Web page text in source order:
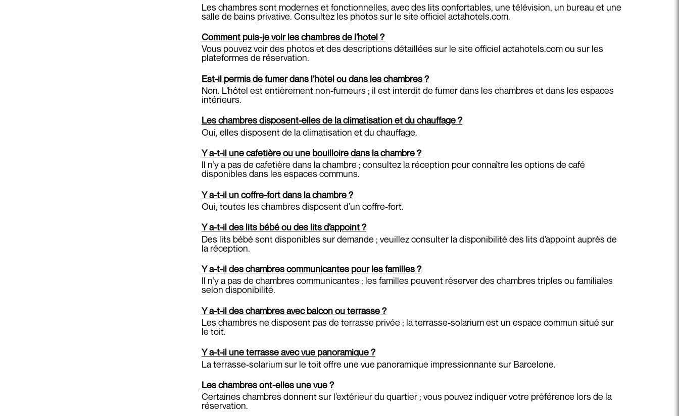
Les chambres sont modernes et fonctionnelles, avec des lits confortables, une télévision, un bureau et une
salle de bains privative. Consultez les photos sur le site officiel actahotels.com.
Comment puis-je voir les chambres de l’hôtel ?
Vous pouvez voir des photos et des descriptions détaillées sur le site officiel actahotels.com ou sur les
plateformes de réservation.
Est-il permis de fumer dans l’hôtel ou dans les chambres ?
Non. L’hôtel est entièrement non-fumeurs ; il est interdit de fumer dans les chambres et dans les espaces
intérieurs.
Les chambres disposent-elles de la climatisation et du chauffage ?
Oui, elles disposent de la climatisation et du chauffage.
Y a-t-il une cafetière ou une bouilloire dans la chambre ?
Il n’y a pas de cafetière dans la chambre ; consultez la réception pour connaître les options de café
disponibles dans les espaces communs.
Y a-t-il un coffre-fort dans la chambre ?
Oui, toutes les chambres disposent d’un coffre-fort.
Y a-t-il des lits bébé ou des lits d’appoint ?
Des lits bébé sont disponibles sur demande ; veuillez consulter la disponibilité des lits d’appoint auprès de
la réception.
Y a-t-il des chambres communicantes pour les familles ?
Il n’y a pas de chambres communicantes ; les familles peuvent réserver des chambres triples ou familiales
selon disponibilité.
Y a-t-il des chambres avec balcon ou terrasse ?
Les chambres ne disposent pas de terrasse privée ; la terrasse-solarium est un espace commun situé sur
le toit.
Y a-t-il une terrasse avec vue panoramique ?
La terrasse-solarium sur le toit offre une vue panoramique impressionnante sur Barcelone.
Les chambres ont-elles une vue ?
Certaines chambres donnent sur l’extérieur du quartier ; vous pouvez indiquer votre préférence lors de la
réservation.